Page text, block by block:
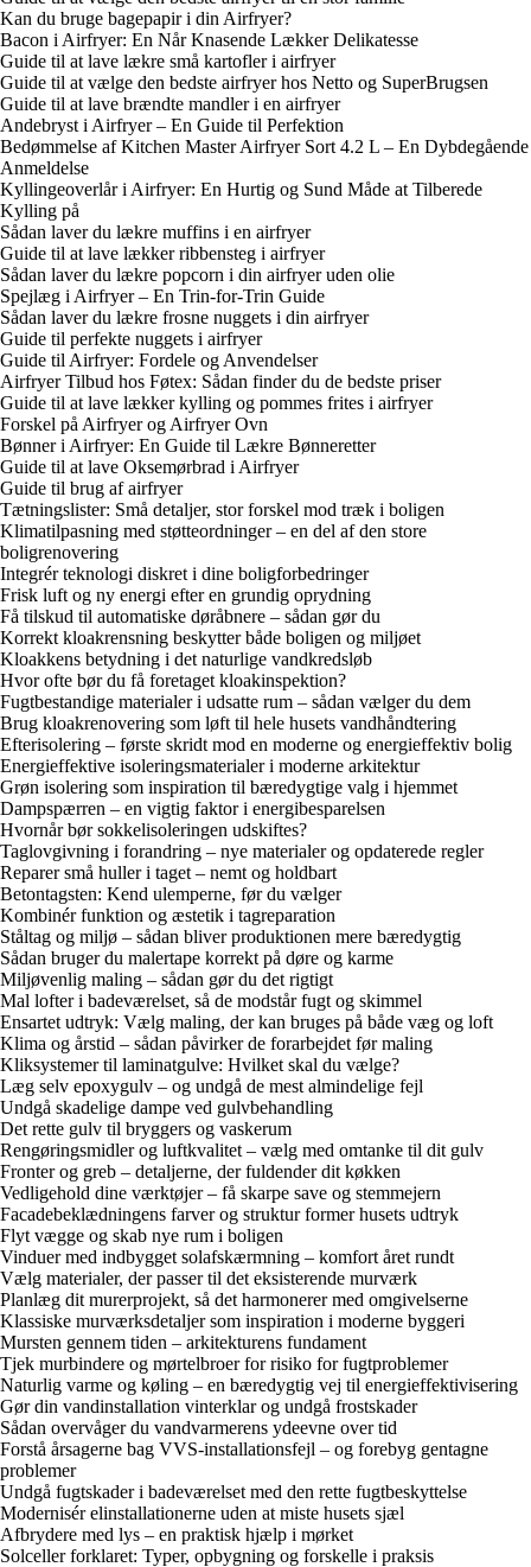
Kan du bruge bagepapir i din Airfryer?
Bacon i Airfryer: En Når Knasende Lækker Delikatesse
Guide til at lave lækre små kartofler i airfryer
Guide til at vælge den bedste airfryer hos Netto og SuperBrugsen
Guide til at lave brændte mandler i en airfryer
Andebryst i Airfryer – En Guide til Perfektion
Bedømmelse af Kitchen Master Airfryer Sort 4.2 L – En Dybdegående
Anmeldelse
Kyllingeoverlår i Airfryer: En Hurtig og Sund Måde at Tilberede
Kylling på
Sådan laver du lækre muffins i en airfryer
Guide til at lave lækker ribbensteg i airfryer
Sådan laver du lækre popcorn i din airfryer uden olie
Spejlæg i Airfryer – En Trin-for-Trin Guide
Sådan laver du lækre frosne nuggets i din airfryer
Guide til perfekte nuggets i airfryer
Guide til Airfryer: Fordele og Anvendelser
Airfryer Tilbud hos Føtex: Sådan finder du de bedste priser
Guide til at lave lækker kylling og pommes frites i airfryer
Forskel på Airfryer og Airfryer Ovn
Bønner i Airfryer: En Guide til Lækre Bønneretter
Guide til at lave Oksemørbrad i Airfryer
Guide til brug af airfryer
Tætningslister: Små detaljer, stor forskel mod træk i boligen
Klimatilpasning med støtteordninger – en del af den store
boligrenovering
Integrér teknologi diskret i dine boligforbedringer
Frisk luft og ny energi efter en grundig oprydning
Få tilskud til automatiske døråbnere – sådan gør du
Korrekt kloakrensning beskytter både boligen og miljøet
Kloakkens betydning i det naturlige vandkredsløb
Hvor ofte bør du få foretaget kloakinspektion?
Fugtbestandige materialer i udsatte rum – sådan vælger du dem
Brug kloakrenovering som løft til hele husets vandhåndtering
Efterisolering – første skridt mod en moderne og energieffektiv bolig
Energieffektive isoleringsmaterialer i moderne arkitektur
Grøn isolering som inspiration til bæredygtige valg i hjemmet
Dampspærren – en vigtig faktor i energibesparelsen
Hvornår bør sokkelisoleringen udskiftes?
Taglovgivning i forandring – nye materialer og opdaterede regler
Reparer små huller i taget – nemt og holdbart
Betontagsten: Kend ulemperne, før du vælger
Kombinér funktion og æstetik i tagreparation
Ståltag og miljø – sådan bliver produktionen mere bæredygtig
Sådan bruger du malertape korrekt på døre og karme
Miljøvenlig maling – sådan gør du det rigtigt
Mal lofter i badeværelset, så de modstår fugt og skimmel
Ensartet udtryk: Vælg maling, der kan bruges på både væg og loft
Klima og årstid – sådan påvirker de forarbejdet før maling
Kliksystemer til laminatgulve: Hvilket skal du vælge?
Læg selv epoxygulv – og undgå de mest almindelige fejl
Undgå skadelige dampe ved gulvbehandling
Det rette gulv til bryggers og vaskerum
Rengøringsmidler og luftkvalitet – vælg med omtanke til dit gulv
Fronter og greb – detaljerne, der fuldender dit køkken
Vedligehold dine værktøjer – få skarpe save og stemmejern
Facadebeklædningens farver og struktur former husets udtryk
Flyt vægge og skab nye rum i boligen
Vinduer med indbygget solafskærmning – komfort året rundt
Vælg materialer, der passer til det eksisterende murværk
Planlæg dit murerprojekt, så det harmonerer med omgivelserne
Klassiske murværksdetaljer som inspiration i moderne byggeri
Mursten gennem tiden – arkitekturens fundament
Tjek murbindere og mørtelbroer for risiko for fugtproblemer
Naturlig varme og køling – en bæredygtig vej til energieffektivisering
Gør din vandinstallation vinterklar og undgå frostskader
Sådan overvåger du vandvarmerens ydeevne over tid
Forstå årsagerne bag VVS-installationsfejl – og forebyg gentagne
problemer
Undgå fugtskader i badeværelset med den rette fugtbeskyttelse
Modernisér elinstallationerne uden at miste husets sjæl
Afbrydere med lys – en praktisk hjælp i mørket
Solceller forklaret: Typer, opbygning og forskelle i praksis